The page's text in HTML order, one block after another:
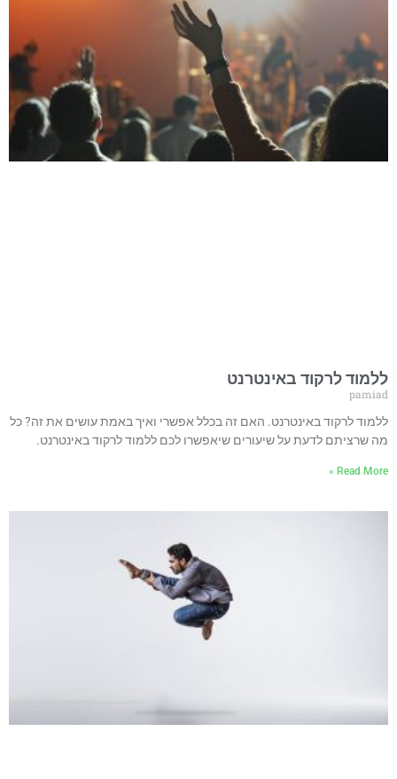
ללמוד לרקוד באינטרנט
pamiad
ללמוד לרקוד באינטרנט. האם זה בכלל אפשרי ואיך באמת עושים את זה? כל
מה שרציתם לדעת על שיעורים שיאפשרו לכם ללמוד לרקוד באינטרנט.
Read More »